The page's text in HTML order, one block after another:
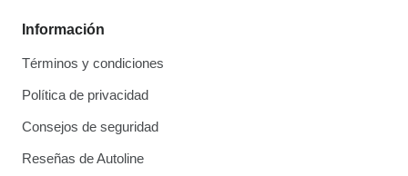
Información
Términos y condiciones
Política de privacidad
Consejos de seguridad
Reseñas de Autoline